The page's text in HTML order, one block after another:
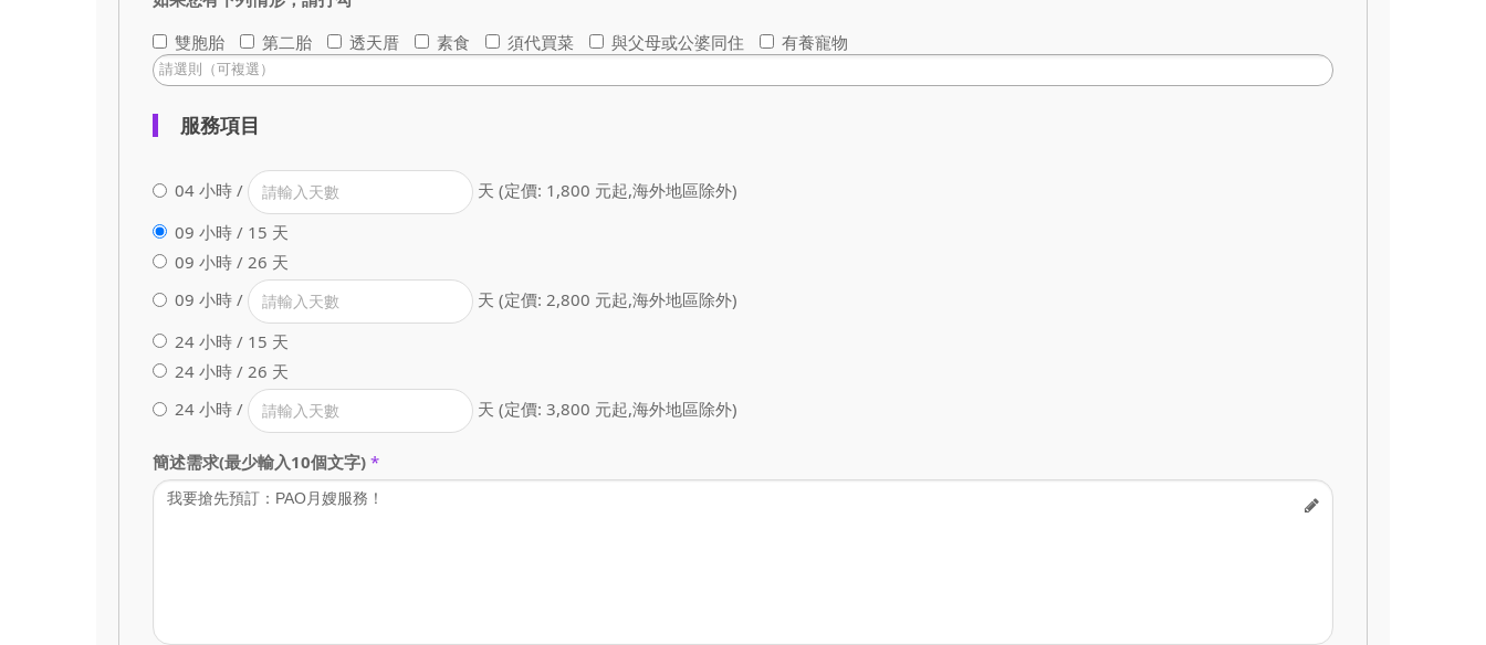
雙胞胎
第二胎 透天厝 素食 須代買菜 與父母或公婆同住 有養寵物
服務項目
04 小時 /
天 (定價: 1,800 元起,海外地區除外)
09 小時 / 15 天
09 小時 / 26 天
09 小時 /
天 (定價: 2,800 元起,海外地區除外)
24 小時 / 15 天
24 小時 / 26 天
24 小時 /
天 (定價: 3,800 元起,海外地區除外)
簡述需求(最少輸入10個文字) *